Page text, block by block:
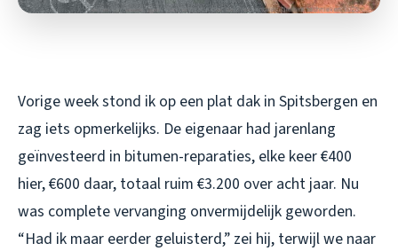
Vorige week stond ik op een plat dak in Spitsbergen en
zag iets opmerkelijks. De eigenaar had jarenlang
geïnvesteerd in bitumen-reparaties, elke keer €400
hier, €600 daar, totaal ruim €3.200 over acht jaar. Nu
was complete vervanging onvermijdelijk geworden.
“Had ik maar eerder geluisterd,” zei hij, terwijl we naar